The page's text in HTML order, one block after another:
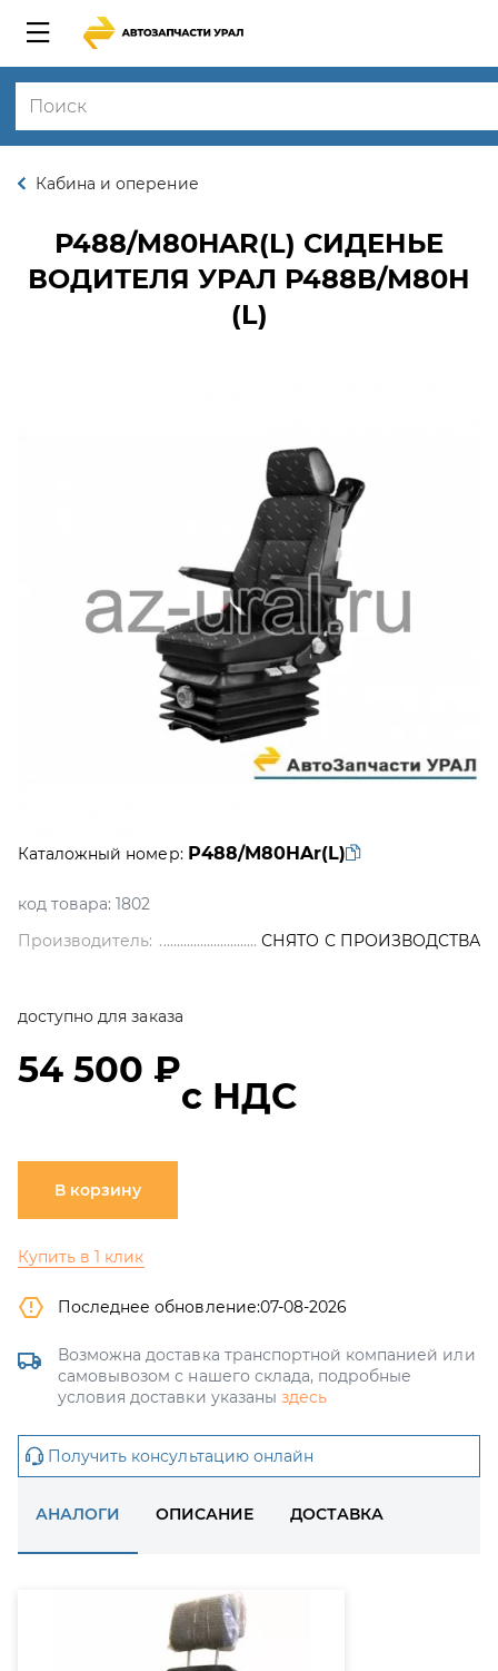
Кабина и оперение
Р488/M80HAR(L) СИДЕНЬЕ
ВОДИТЕЛЯ УРАЛ Р488В/М80Н
(L)
Каталожный номер: Р488/M80HAr(L)
код товара: 1802
Производитель:
СНЯТО С ПРОИЗВОДСТВА
доступно для заказа
54 500 ₽
с НДС
В корзину
Купить в 1 клик
Последнее обновление:07-08-2026
Возможна доставка транспортной компанией или
самовывозом с нашего склада, подробные
условия доставки указаны здесь
Получить консультацию онлайн
АНАЛОГИ ОПИСАНИЕ ДОСТАВКА